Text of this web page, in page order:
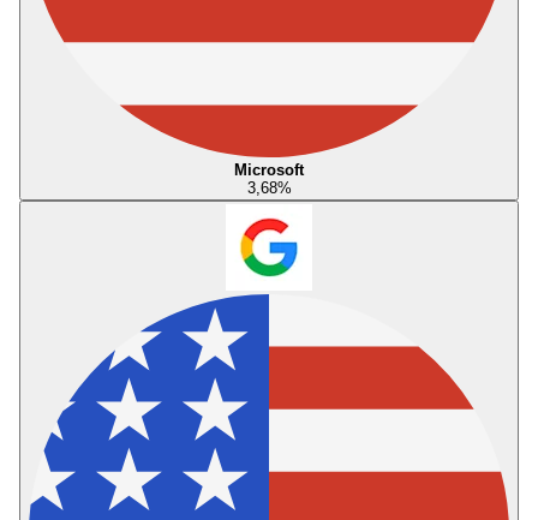
Microsoft
3,68%